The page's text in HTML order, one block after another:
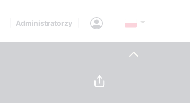
Administratorzy